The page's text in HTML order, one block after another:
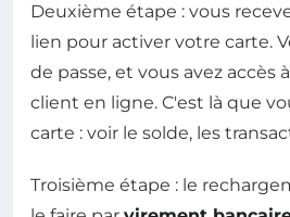
Deuxième étape : vous
lien pour activer votre carte.
de passe, et vous avez accès
client en ligne. C'est là que
carte : voir le solde, les
Troisième étape : le